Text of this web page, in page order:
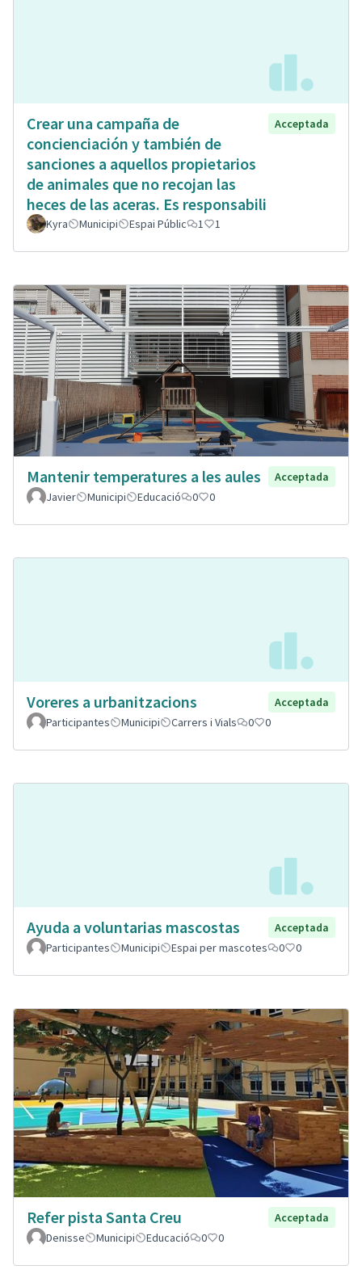
Crear una campaña de
concienciación y también de
sanciones a aquellos propietarios
de animales que no recojan las
heces de las aceras. Es responsabili
Acceptada
Kyra Municipi Espai Públic 1 1
Mantenir temperatures a les aules
Acceptada
Javier
Municipi Educació 0 0
Voreres a urbanitzacions
Acceptada
Participantes
Municipi Carrers i Vials 0 0
Ayuda a voluntarias mascostas
Acceptada
Participantes
Municipi Espai per mascotes 0 0
Refer pista Santa Creu
Acceptada
Denisse
Municipi Educació 0 0